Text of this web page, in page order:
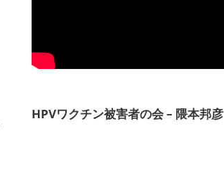
HPVワクチン被害者の会 – 隈本邦彦